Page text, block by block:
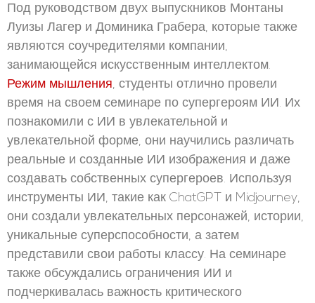
Под руководством двух выпускников Монтаны
Луизы Лагер и Доминика Грабера, которые также
являются соучредителями компании,
занимающейся искусственным интеллектом.
Режим мышления, студенты отлично провели
время на своем семинаре по супергероям ИИ. Их
познакомили с ИИ в увлекательной и
увлекательной форме, они научились различать
реальные и созданные ИИ изображения и даже
создавать собственных супергероев. Используя
инструменты ИИ, такие как ChatGPT и Midjourney,
они создали увлекательных персонажей, истории,
уникальные суперспособности, а затем
представили свои работы классу. На семинаре
также обсуждались ограничения ИИ и
подчеркивалась важность критического